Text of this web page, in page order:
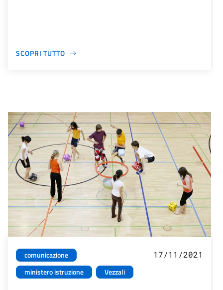
SCOPRI TUTTO
comunicazione
ministero istruzione
Vezzali
17/11/2021